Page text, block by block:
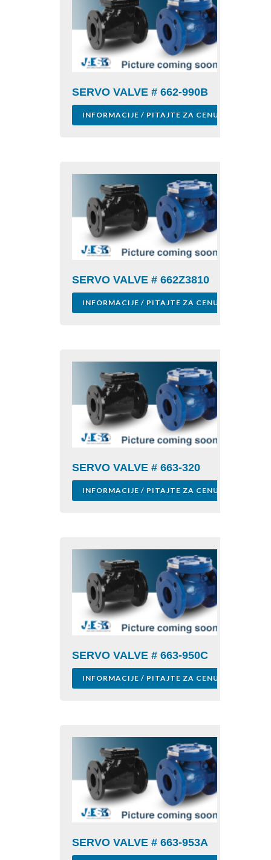
SERVO VALVE # 662-990B
INFORMACIJE / PITAJTE ZA CENU
SERVO VALVE # 662Z3810
INFORMACIJE / PITAJTE ZA CENU
SERVO VALVE # 663-320
INFORMACIJE / PITAJTE ZA CENU
SERVO VALVE # 663-950C
INFORMACIJE / PITAJTE ZA CENU
SERVO VALVE # 663-953A